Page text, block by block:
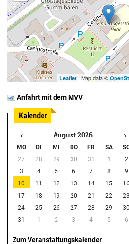
Leaflet | Map data ©
Anfahrt mit dem MVV
‹ August 2026 ›
MO DI MI DO FR SA
27
28 29 30 31 1
2
3
4 5 6 7 8
9
10
11 12 13 14 15
16
17
18 19 20 21 22
23
24
25 26 27 28 29
30
31
1 2 3 4 5 6
Zum Veranstaltungskalender